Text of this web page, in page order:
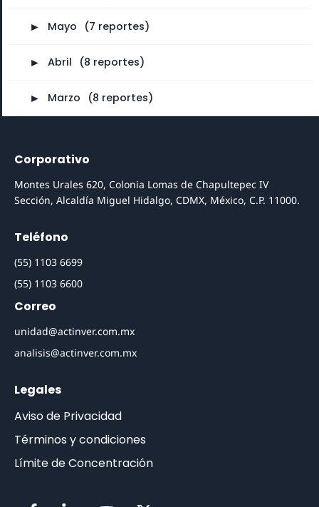
► Mayo (7 reportes)
► Abril (8 reportes)
► Marzo (8 reportes)
Corporativo
Montes Urales 620, Colonia Lomas de Chapultepec IV
Sección, Alcaldía Miguel Hidalgo, CDMX, México, C.P. 11000.
Teléfono
(55) 1103 6699
(55) 1103 6600
Correo
unidad@actinver.com.mx
analisis@actinver.com.mx
Legales
Aviso de Privacidad
Términos y condiciones
Límite de Concentración